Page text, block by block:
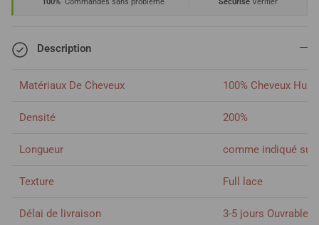
Description
Matériaux De Cheveux 100% Cheveux
Densité 200%
Longueur comme indiqué sur
Texture Full lace
Délai de livraison 3-5 jours Ouvrables